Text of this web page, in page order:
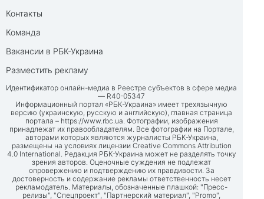
Контакты
Команда
Вакансии в РБК-Украина
Разместить рекламу
Идентификатор онлайн-медиа в Реестре субъектов в сфере медиа
— R40-05347
Информационный портал «РБК-Украина» имеет трехязычную
версию (украинскую, русскую и английскую), главная страница
портала – https://www.rbc.ua. Фотографии, изображения
принадлежат их правообладателям. Все фотографии на Портале,
авторами которых являются журналисты РБК-Украина,
размещены на условиях лицензии Creative Commons Attribution
4.0 International. Редакция РБК-Украина может не разделять точку
зрения авторов. Оценочные суждения не подлежат
опровержению и подтверждению их правдивости. За
достоверность и содержание рекламы ответственность несет
рекламодатель. Материалы, обозначенные плашкой: "Пресс-
релизы", "Спецпроект", "Партнерский материал", "Promo",